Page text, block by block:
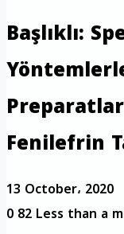
Başlıklı:
Fenilefrin
13 October، 2020
082Less than a